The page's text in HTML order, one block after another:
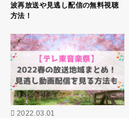
波再放送や見逃し配信の無料視聴
方法！
2022.03.01